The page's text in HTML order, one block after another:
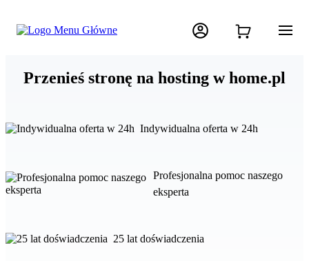
Przenieś stronę na hosting w home.pl
Indywidualna oferta w 24h
Profesjonalna pomoc naszego
eksperta
25 lat doświadczenia